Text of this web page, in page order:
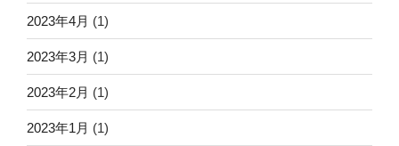
2023年4月 (1)
2023年3月 (1)
2023年2月 (1)
2023年1月 (1)